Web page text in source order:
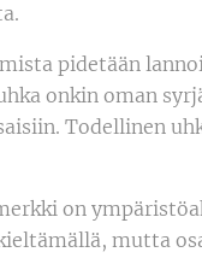
pidetään
onkin oman
Todellinen
on
mutta